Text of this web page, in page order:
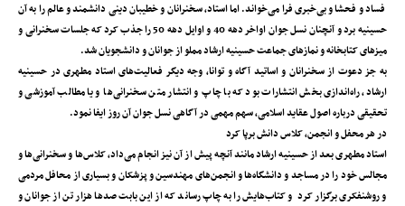
فساد و فحشا و بی‌خبری فرا می‌خواند. اما استاد، سخنرانان و خطیبان دینی دانشمند و عالم را به آن
حسینیه برد و آنچنان نسل جوان اواخر دهه 40 و اوایل دهه 50 را جذب کرد که جلسات سخنرانی و
میزهای کتابخانه و نمازهای جماعت حسینیه ارشاد مملو از جوانان و دانشجویان شد.
به جز دعوت از سخنرانان و اساتید آگاه و توانا، وجه دیگر فعالیت‌های استاد مطهری در حسینیه
ارشاد‌، راه‌اندازی بخش انتشارات بود که با چاپ و انتشار متن سخنرانی‌ها و یا مطالب آموزشی و
تحقیقی درباره اصول عقاید اسلامی، سهم مهمی در آگاهی نسل جوان آن روز ایفا نمود.
در هر محفل و انجمن، کلاس دانش برپا کرد
استاد مطهری بعد از حسینیه ارشاد مانند آنچه پیش از آن نیز انجام می‌داد، کلاس‌ها و سخنرانی‌ها و
مجالس خود را در مساجد و دانشگاه‌ها و انجمن‌های مهندسین و پزشکان و بسیاری از محافل مردمی
و روشنفکری برگزار کرد و کتاب‌هایش را به چاپ رساند که از این بابت صدها هزار تن از جوانان و